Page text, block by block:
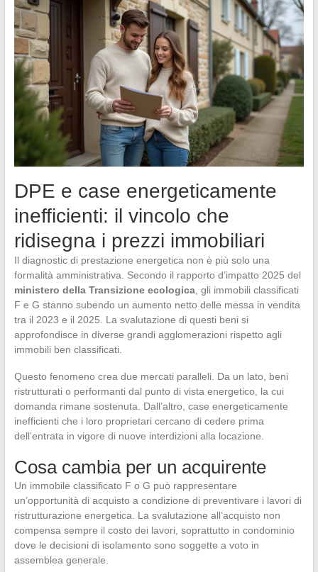
DPE e case energeticamente
inefficienti: il vincolo che
ridisegna i prezzi immobiliari
Il diagnostic di prestazione energetica non è più solo una
formalità amministrativa. Secondo il rapporto d’impatto 2025 del
ministero della Transizione ecologica, gli immobili classificati
F e G stanno subendo un aumento netto delle messa in vendita
tra il 2023 e il 2025. La svalutazione di questi beni si
approfondisce in diverse grandi agglomerazioni rispetto agli
immobili ben classificati.
Questo fenomeno crea due mercati paralleli. Da un lato, beni
ristrutturati o performanti dal punto di vista energetico, la cui
domanda rimane sostenuta. Dall’altro, case energeticamente
inefficienti che i loro proprietari cercano di cedere prima
dell’entrata in vigore di nuove interdizioni alla locazione.
Cosa cambia per un acquirente
Un immobile classificato F o G può rappresentare
un’opportunità di acquisto a condizione di preventivare i lavori di
ristrutturazione energetica. La svalutazione all’acquisto non
compensa sempre il costo dei lavori, soprattutto in condominio
dove le decisioni di isolamento sono soggette a voto in
assemblea generale.